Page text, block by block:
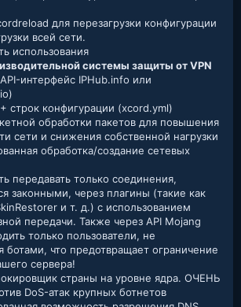
для перезагрузки конфигурации
всей сети.
использования
системы защиты от VPN
интерфейс IPHub.info или
строк конфигурации (xcord.yml)
обработки пакетов для повышения
сети и снижения собственной нагрузки
обработка/создание сетевых
передавать только соединения,
законными, через плагины (такие как
и т. д.) с использованием
передачи. Также через API Mojang
только пользователи, не
ботами, что предотвращает ограничение
сервера!
страны на уровне ядра. ОЧЕНЬ
DoS-атак крупных ботнетов